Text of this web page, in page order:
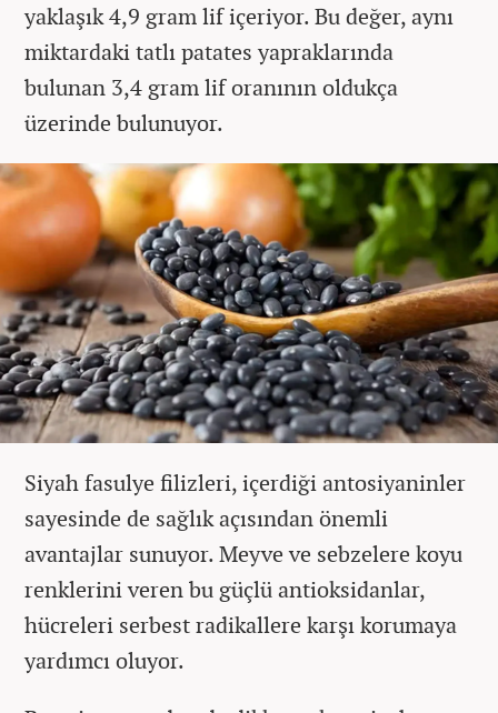
yaklaşık 4,9 gram lif içeriyor. Bu değer, aynı
miktardaki tatlı patates yapraklarında
bulunan 3,4 gram lif oranının oldukça
üzerinde bulunuyor.
Siyah fasulye filizleri, içerdiği antosiyaninler
sayesinde de sağlık açısından önemli
avantajlar sunuyor. Meyve ve sebzelere koyu
renklerini veren bu güçlü antioksidanlar,
hücreleri serbest radikallere karşı korumaya
yardımcı oluyor.